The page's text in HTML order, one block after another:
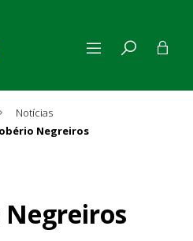
Notícias
Negreiros
Negreiros